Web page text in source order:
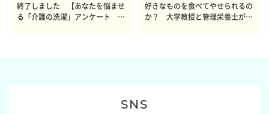
終了しました 【あなたを悩ませ
る「介護の洗濯」アンケート 体
好きなものを食べてやせられるの
か？ 大学教授と管理栄養士が出
SNS